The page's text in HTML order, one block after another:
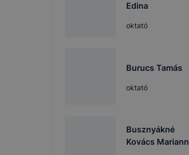
Edina
oktató
Burucs Tamás
oktató
Busznyákné
Kovács Mariann